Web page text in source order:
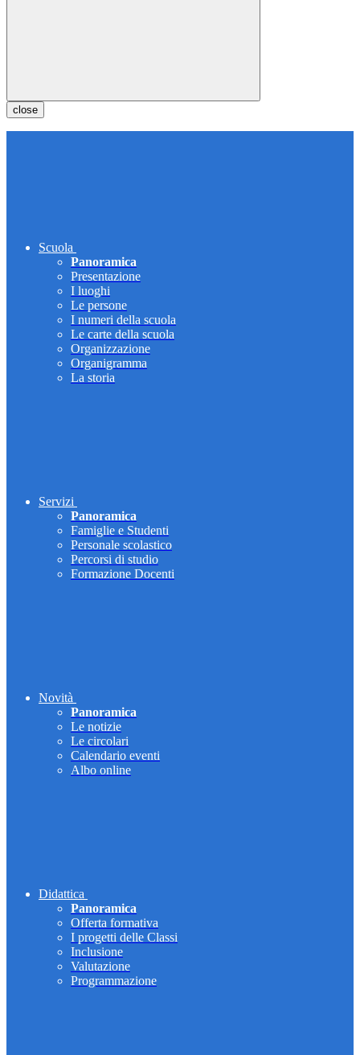
close
Scuola
Panoramica
Presentazione
I luoghi
Le persone
I numeri della scuola
Le carte della scuola
Organizzazione
Organigramma
La storia
Servizi
Panoramica
Famiglie e Studenti
Personale scolastico
Percorsi di studio
Formazione Docenti
Novità
Panoramica
Le notizie
Le circolari
Calendario eventi
Albo online
Didattica
Panoramica
Offerta formativa
I progetti delle Classi
Inclusione
Valutazione
Programmazione